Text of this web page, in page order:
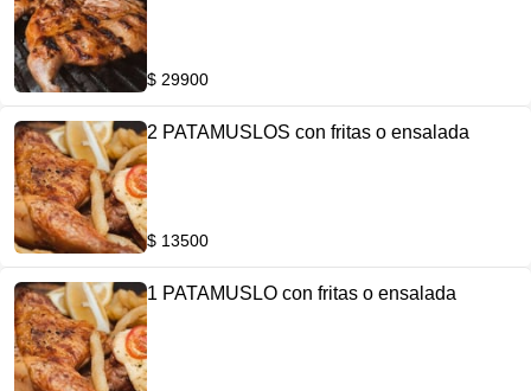
$ 29900
2 PATAMUSLOS con fritas o ensalada
$ 13500
1 PATAMUSLO con fritas o ensalada